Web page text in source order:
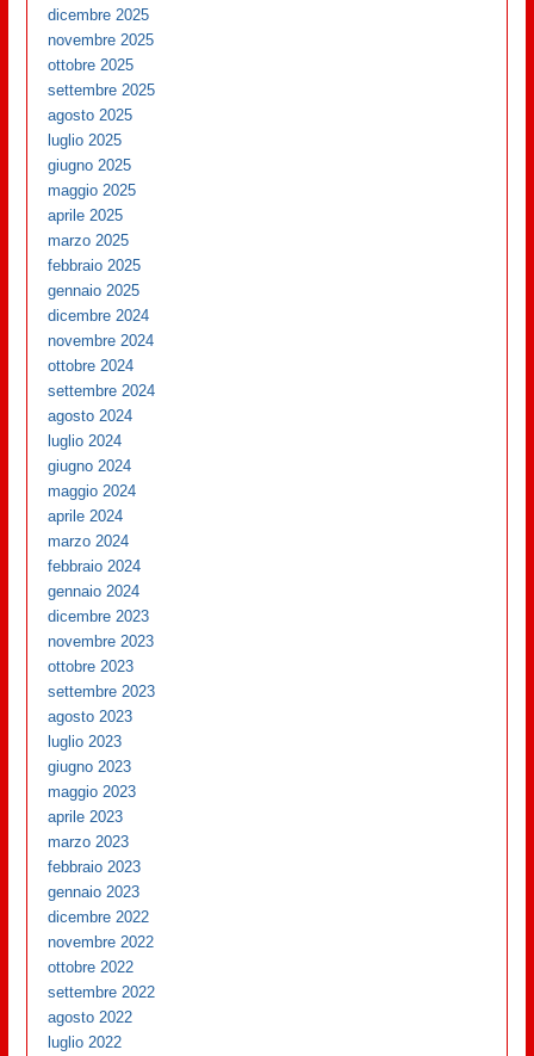
dicembre 2025
novembre 2025
ottobre 2025
settembre 2025
agosto 2025
luglio 2025
giugno 2025
maggio 2025
aprile 2025
marzo 2025
febbraio 2025
gennaio 2025
dicembre 2024
novembre 2024
ottobre 2024
settembre 2024
agosto 2024
luglio 2024
giugno 2024
maggio 2024
aprile 2024
marzo 2024
febbraio 2024
gennaio 2024
dicembre 2023
novembre 2023
ottobre 2023
settembre 2023
agosto 2023
luglio 2023
giugno 2023
maggio 2023
aprile 2023
marzo 2023
febbraio 2023
gennaio 2023
dicembre 2022
novembre 2022
ottobre 2022
settembre 2022
agosto 2022
luglio 2022